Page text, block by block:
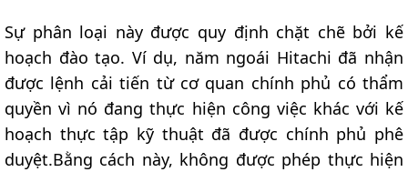
Sự phân loại này được quy định chặt chẽ bởi kế
hoạch đào tạo. Ví dụ, năm ngoái Hitachi đã nhận
được lệnh cải tiến từ cơ quan chính phủ có thẩm
quyền vì nó đang thực hiện công việc khác với kế
hoạch thực tập kỹ thuật đã được chính phủ phê
duyệt.Bằng cách này, không được phép thực hiện